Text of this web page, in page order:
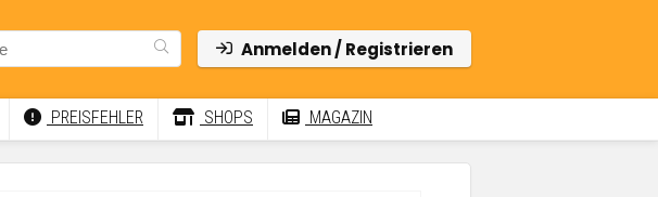
Anmelden / Registrieren
PREISFEHLER SHOPS MAGAZIN